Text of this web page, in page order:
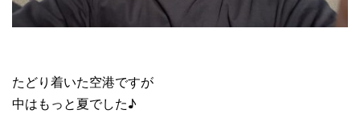
たどり着いた空港ですが
中はもっと夏でした♪